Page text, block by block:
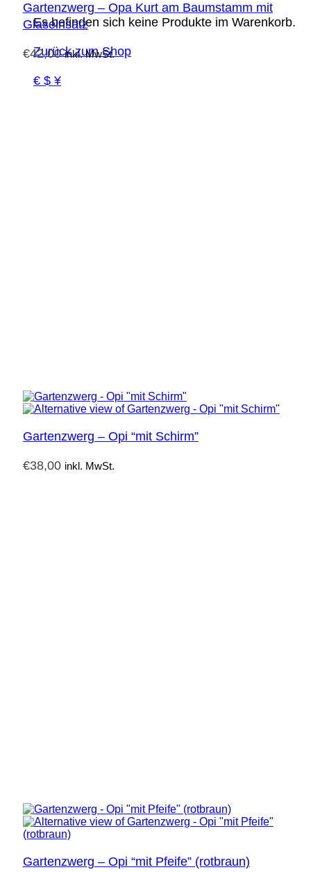
Es befinden sich keine Produkte im Warenkorb.
Zurück zum Shop
€ $ ¥
Gartenzwerg – Opa Kurt am Baumstamm mit
Glaseinsatz
€42,00 inkl. MwSt.
Gartenzwerg – Opi “mit Schirm”
€38,00 inkl. MwSt.
Gartenzwerg – Opi “mit Pfeife” (rotbraun)